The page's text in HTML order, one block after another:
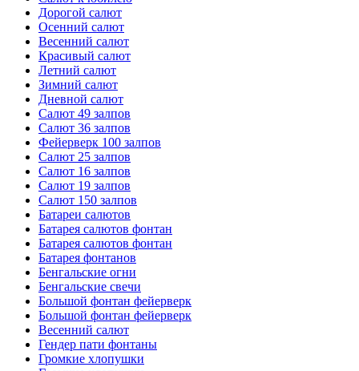
Дорогой салют
Осенний салют
Весенний салют
Красивый салют
Летний салют
Зимний салют
Дневной салют
Салют 49 залпов
Салют 36 залпов
Фейерверк 100 залпов
Салют 25 залпов
Салют 16 залпов
Салют 19 залпов
Салют 150 залпов
Батареи салютов
Батарея салютов фонтан
Батарея салютов фонтан
Батарея фонтанов
Бенгальские огни
Бенгальские свечи
Большой фонтан фейерверк
Большой фонтан фейерверк
Весенний салют
Гендер пати фонтаны
Громкие хлопушки